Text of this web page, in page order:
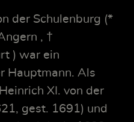
der Schulenburg (*
, †
) war ein
Hauptmann. Als
XI. von der
gest. 1691) und